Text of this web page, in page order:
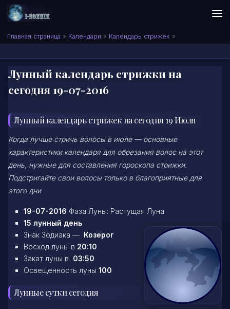
Skip to content
Сонник I-SONNIK.COM
Главная страница » Календари » Календарь стрижек »
Лунный календарь стрижки на
сегодня 19-07-2016
Лунный календарь стрижек на сегодня 19 Июля
Когда лучше стричь волосы в июле — основные
характеристики календаря для обрезания волос на этот
день, нужные для составления гороскопа стрижки.
Подстригайте свои волосы только в благоприятные для
этого дни
19-07-2016 Фаза Луны: Растущая Луна
15 лунный день
Знак Зодиака — Козерог
Восход луны в 20:10
Закат луны в 03:50
Освещенность луны 100
Лунные сутки сегодня